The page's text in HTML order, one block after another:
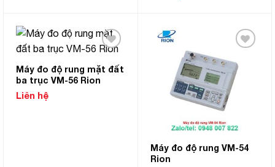
Wishlist
Máy đo độ rung mặt đất
ba trục VM-56 Rion
Liên hệ
Wishlist
Máy đo độ rung VM-54
Rion